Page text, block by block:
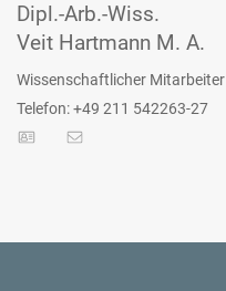
Dipl.-Arb.-Wiss.
Veit Hartmann M. A.
Wissenschaftlicher Mitarbeiter
Telefon: +49 211 542263-27